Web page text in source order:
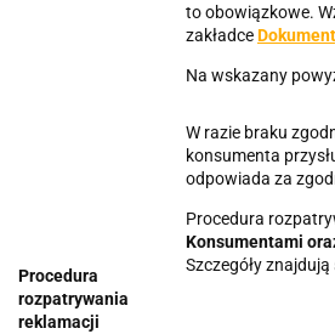
to obowiązkowe.
zakładce
Na wskazany
Procedura
rozpatrywania
reklamacji
W razie braku
konsumenta
odpowiada za
Procedura
Konsumentami
Szczegóły